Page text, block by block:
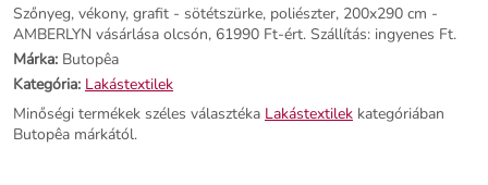
Szőnyeg, vékony, grafit - sötétszürke, poliészter, 200x290 cm -
AMBERLYN vásárlása olcsón, 61990 Ft-ért. Szállítás: ingyenes Ft.
Márka: Butopêa
Kategória: Lakástextilek
Minőségi termékek széles választéka Lakástextilek kategóriában
Butopêa márkától.